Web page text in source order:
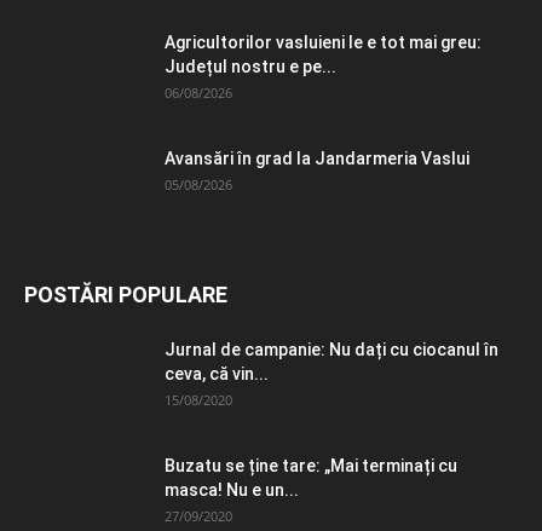
Agricultorilor vasluieni le e tot mai greu:
Județul nostru e pe...
06/08/2026
Avansări în grad la Jandarmeria Vaslui
05/08/2026
POSTĂRI POPULARE
Jurnal de campanie: Nu dați cu ciocanul în
ceva, că vin...
15/08/2020
Buzatu se ține tare: „Mai terminați cu
masca! Nu e un...
27/09/2020